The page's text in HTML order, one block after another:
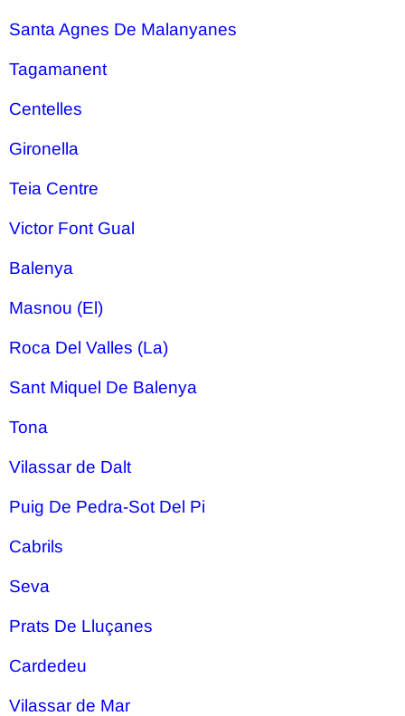
Santa Agnes De Malanyanes
Tagamanent
Centelles
Gironella
Teia Centre
Victor Font Gual
Balenya
Masnou (El)
Roca Del Valles (La)
Sant Miquel De Balenya
Tona
Vilassar de Dalt
Puig De Pedra-Sot Del Pi
Cabrils
Seva
Prats De Lluçanes
Cardedeu
Vilassar de Mar